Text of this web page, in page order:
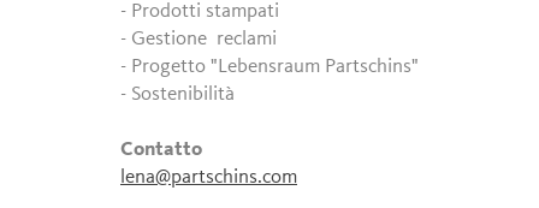
- Prodotti stampati
- Gestione reclami
- Progetto "Lebensraum Partschins"
- Sostenibilità
Contatto
lena@partschins.com